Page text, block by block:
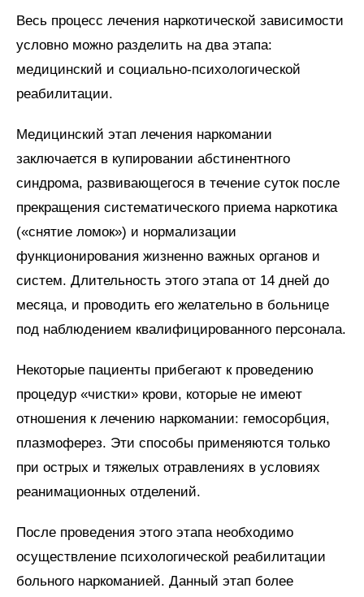
Весь процесс лечения наркотической зависимости
условно можно разделить на два этапа:
медицинский и социально-психологической
реабилитации.
Медицинский этап лечения наркомании
заключается в купировании абстинентного
синдрома, развивающегося в течение суток после
прекращения систематического приема наркотика
(«снятие ломок») и нормализации
функционирования жизненно важных органов и
систем. Длительность этого этапа от 14 дней до
месяца, и проводить его желательно в больнице
под наблюдением квалифицированного персонала.
Некоторые пациенты прибегают к проведению
процедур «чистки» крови, которые не имеют
отношения к лечению наркомании: гемосорбция,
плазмоферез. Эти способы применяются только
при острых и тяжелых отравлениях в условиях
реанимационных отделений.
После проведения этого этапа необходимо
осуществление психологической реабилитации
больного наркоманией. Данный этап более